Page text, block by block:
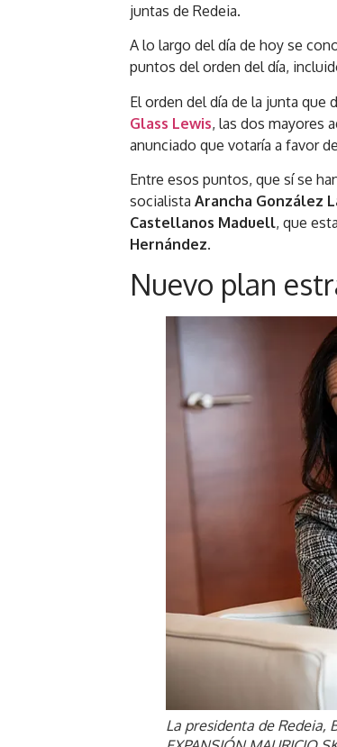
juntas de Redeia.
A lo largo del día de hoy se
puntos del orden del día,
El orden del día de la junta que
Glass Lewis, las dos mayores
anunciado que votaría a favor
Entre esos puntos, que sí se
socialistaArancha González
Castellanos Maduell, que
Hernández.
Nuevo plan
La presidenta de Redeia,